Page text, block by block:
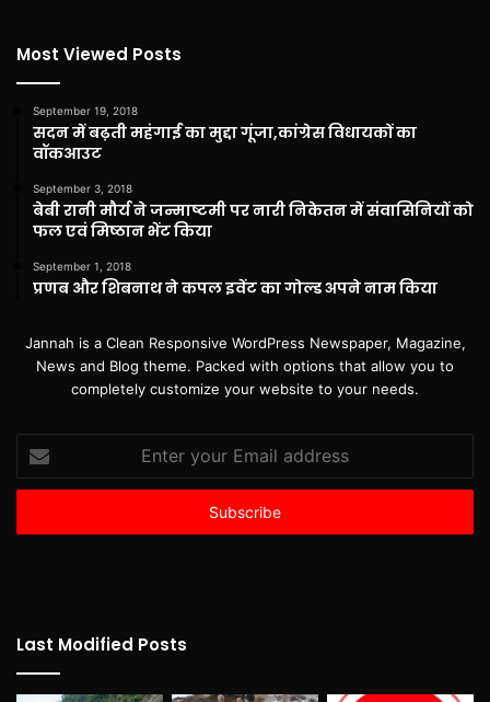
Most Viewed Posts
September 19, 2018
सदन में बढ़ती महंगाई का मुद्दा गूंजा,कांग्रेस विधायकों का
वॉकआउट
September 3, 2018
बेबी रानी मौर्य ने जन्माष्टमी पर नारी निकेतन में संवासिनियों को
फल एवं मिष्ठान भेंट किया
September 1, 2018
प्रणब और शिबनाथ ने कपल इवेंट का गोल्ड अपने नाम किया
Jannah is a Clean Responsive WordPress Newspaper, Magazine,
News and Blog theme. Packed with options that allow you to
completely customize your website to your needs.
your
Email
Last Modified Posts